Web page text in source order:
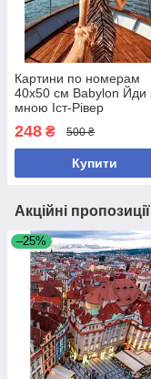
Картини по номерам
40х50 см Babylon Йди
мною Іст-Рівер
Фотохудожник Мурад
Османн (RVP-714 )
248 ₴ 500 ₴
Купити
Акційні
–25%